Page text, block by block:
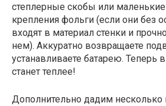
степлерные скобы или
крепления фольги (если они без
входят в материал стенки и
нем). Аккуратно возвращаете
устанавливаете батарею.
станет теплее!
Дополнительно дадим несколько